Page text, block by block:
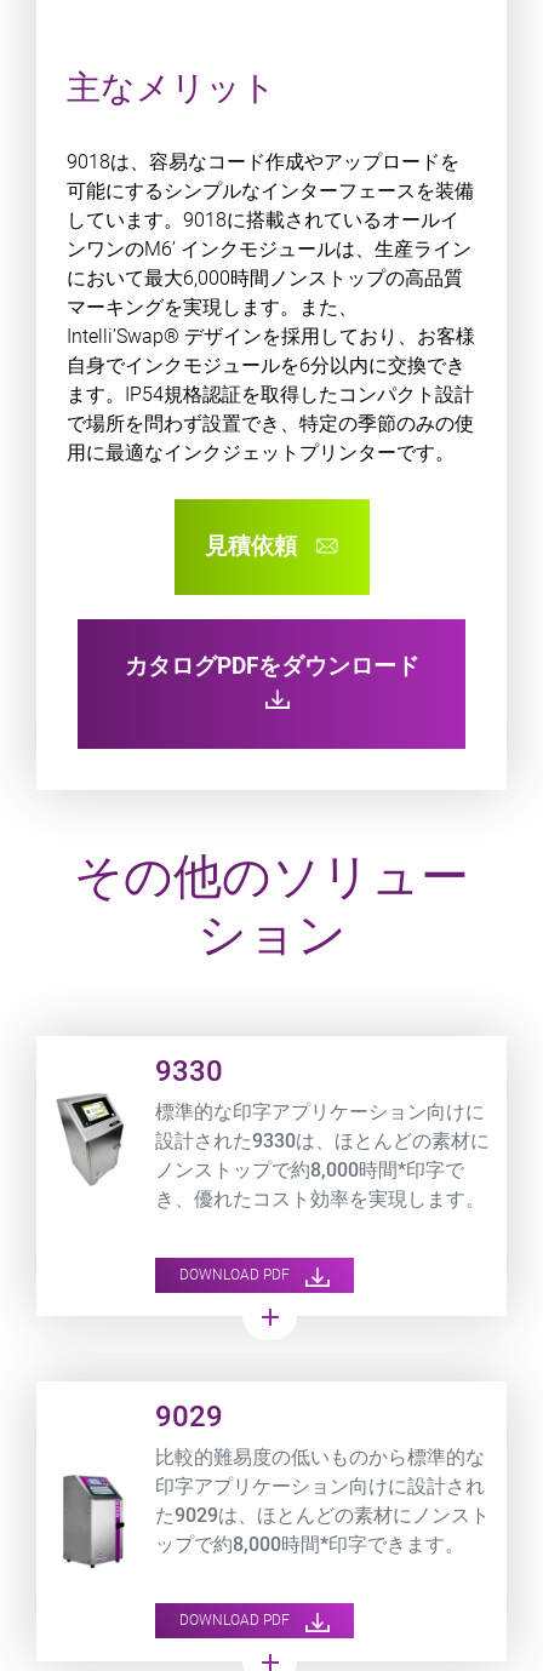
主なメリット
9018は、容易なコード作成やアップロードを
可能にするシンプルなインターフェースを装備
しています。9018に搭載されているオールイ
ンワンのM6’ インクモジュールは、生産ライン
において最大6,000時間ノンストップの高品質
マーキングを実現します。また、
Intelli’Swap® デザインを採用しており、お客様
自身でインクモジュールを6分以内に交換でき
ます。IP54規格認証を取得したコンパクト設計
で場所を問わず設置でき、特定の季節のみの使
用に最適なインクジェットプリンターです。
見積依頼
カタログPDFをダウンロード
その他のソリュー
ション
9330
標準的な印字アプリケーション向けに
設計された9330は、ほとんどの素材に
ノンストップで約8,000時間*印字で
き、優れたコスト効率を実現します。
DOWNLOAD PDF
add
9029
比較的難易度の低いものから標準的な
印字アプリケーション向けに設計され
た9029は、ほとんどの素材にノンスト
ップで約8,000時間*印字できます。
DOWNLOAD PDF
add